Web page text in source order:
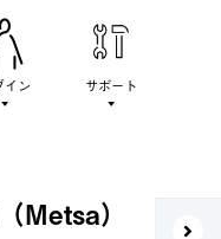
イン サポート
Metsa）